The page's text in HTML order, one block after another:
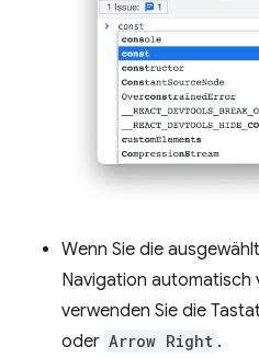
Wenn Sie die
Navigation automatisch
verwenden Sie die
oder Arrow Right .